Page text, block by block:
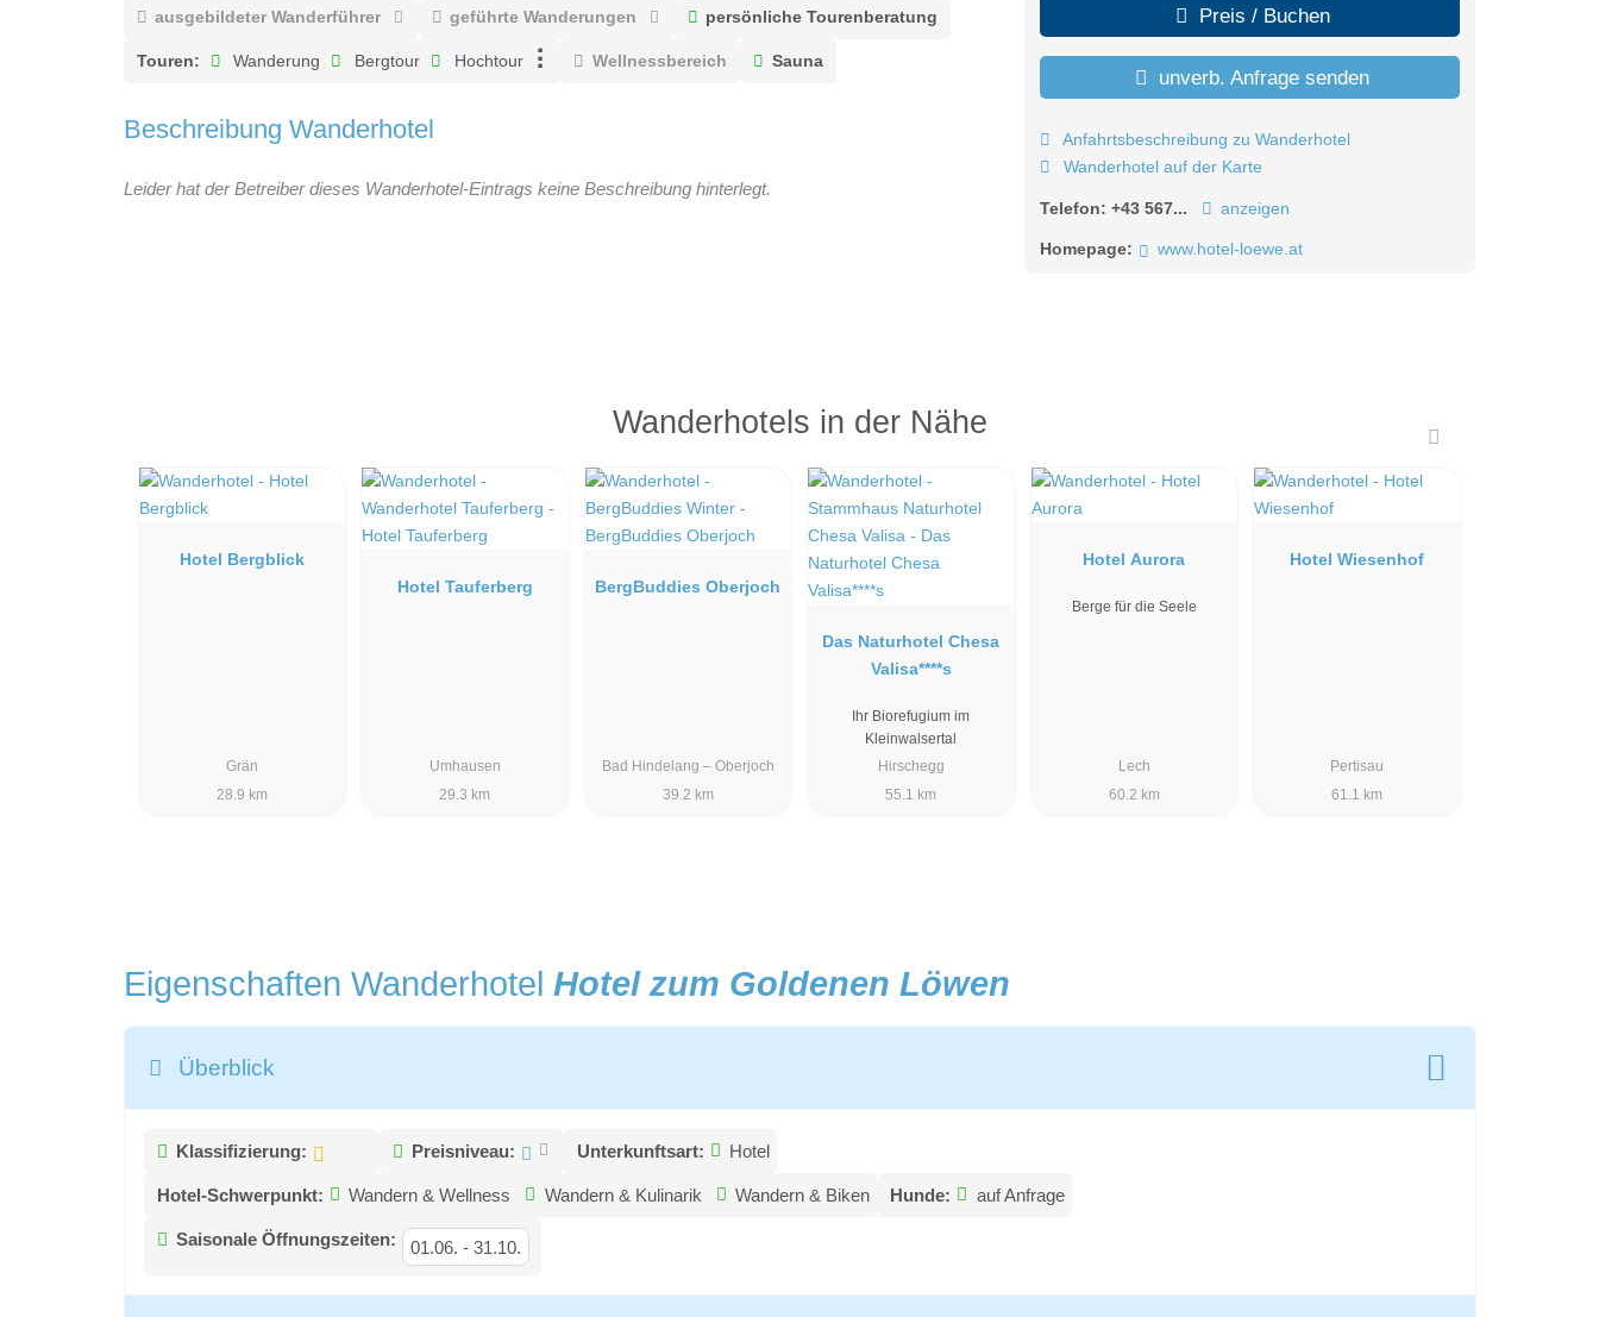
ausgebildeter Wanderführer geführte Wanderungen persönliche Tourenberatung
Touren: Wanderung Bergtour Hochtour Wellnessbereich Sauna
Beschreibung Wanderhotel
Leider hat der Betreiber dieses Wanderhotel-Eintrags keine Beschreibung hinterlegt.
Preis / Buchen
unverb. Anfrage senden
Anfahrtsbeschreibung zu Wanderhotel
Wanderhotel auf der Karte
Telefon:+43 567... anzeigen
Homepage: www.hotel-loewe.at
Wanderhotels in der Nähe
Hotel Bergblick
Grän
28.9 km
Hotel Tauferberg
Umhausen
29.3 km
BergBuddies Oberjoch
Bad Hindelang – Oberjoch
39.2 km
Das Naturhotel Chesa
Valisa****s
Ihr Biorefugium im
Kleinwalsertal
Hirschegg
55.1 km
Hotel Aurora
Berge für die Seele
Lech
60.2 km
Hotel Wiesenhof
Pertisau
61.1 km
Eigenschaften Wanderhotel Hotel zum Goldenen Löwen
Überblick
Klassifizierung: Preisniveau: Unterkunftsart: Hotel
Hotel-Schwerpunkt: Wandern & Wellness Wandern & Kulinarik Wandern & Biken Hunde: auf Anfrage
Saisonale Öffnungszeiten: 01.06. -31.10.